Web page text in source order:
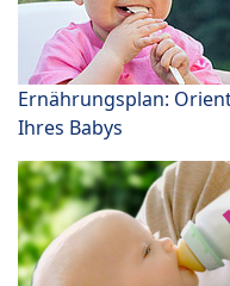
Ernährungsplan:
Ihres Babys